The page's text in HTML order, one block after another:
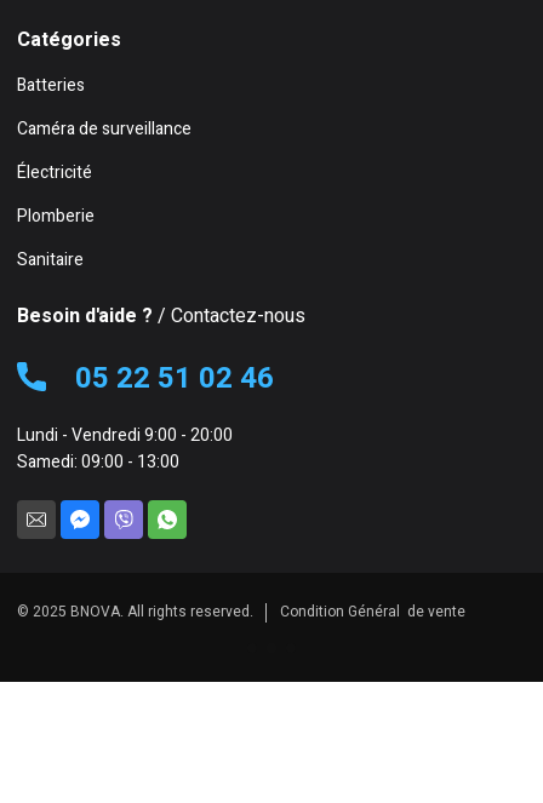
Catégories
Batteries
Caméra de surveillance
Électricité
Plomberie
Sanitaire
Besoin d'aide ? / Contactez-nous
05 22 51 02 46
Lundi - Vendredi 9:00 - 20:00
Samedi: 09:00 - 13:00
© 2025 BNOVA. All rights reserved. Condition Général de vente